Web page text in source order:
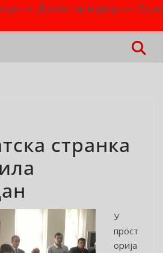
Директор и уредник
странка
У
прост
орија